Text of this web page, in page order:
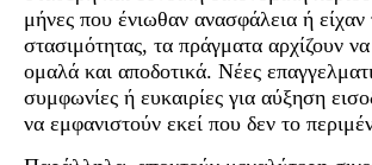
μήνες που ένιωθαν ανασφάλεια ή
στασιμότητας, τα πράγματα αρχίζουν να
ομαλά και αποδοτικά. Νέες
συμφωνίες ή ευκαιρίες για αύξηση
να εμφανιστούν εκεί που δεν το